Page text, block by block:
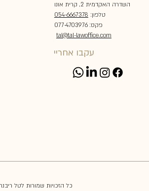
השדרה האקדמית 2, קרית אונו
טלפון: 054-6667378
פקס: 077-4703976
tal@tal-lawoffice.com
עקבו אחריי
© כל הזכויות שמורות לטל